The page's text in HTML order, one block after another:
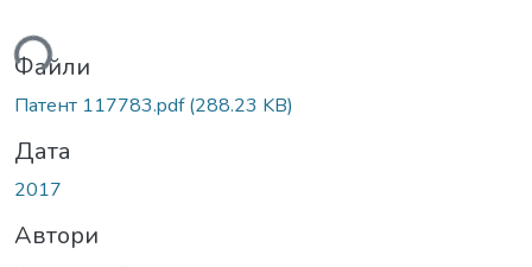
Файли
Патент 117783.pdf(288.23 KB)
Дата
2017
Автори